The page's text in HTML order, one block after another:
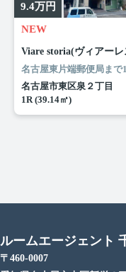
9.4万円
NEW
Viare storia(ヴィアー
名古屋市東区泉２丁目
1R (39.14㎡)
ルームエージェント
〒460-0007